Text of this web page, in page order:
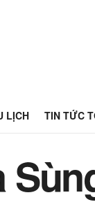
LỊCH TIN TỨC